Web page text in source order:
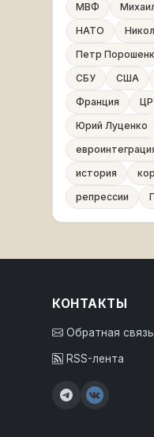
МВФ
НАТО
Петр
СБУ
США
Франция
Юрий Луценко
история
репрессии
КОНТАКТЫ
Обратная связь
RSS-лента